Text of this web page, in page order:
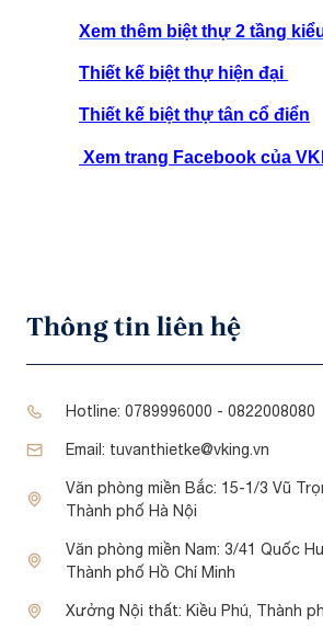
Xem thêm biệt thự 2 tầng
Thiết kế biệt thự hiện đại
Thiết kế biệt thự tân cổ điển
Xem trang Facebook của
Thông tin liên hệ
Hotline: 0789996000 - 0822008080
Email: tuvanthietke@vking.vn
Văn phòng miền Bắc: 15-1/3 Vũ
Thành phố Hà Nội
Văn phòng miền Nam: 3/41 Quốc
Thành phố Hồ Chí Minh
Xưởng Nội thất: Kiều Phú, Thành